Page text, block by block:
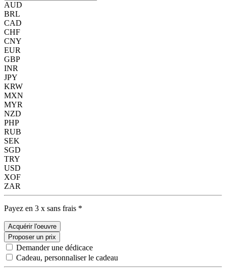
AUD
BRL
CAD
CHF
CNY
EUR
GBP
INR
JPY
KRW
MXN
MYR
NZD
PHP
RUB
SEK
SGD
TRY
USD
XOF
ZAR
Payez en 3 x sans frais *
Acquérir l'oeuvre
Proposer un prix
Demander une dédicace
Cadeau, personnaliser le cadeau